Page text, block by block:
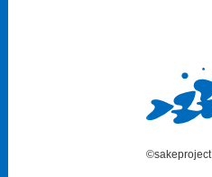
©sakeproject